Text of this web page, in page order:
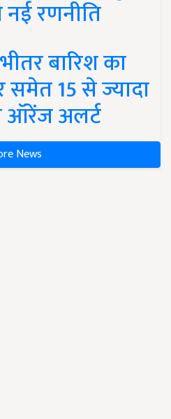
रणनीति
बारिश का
समेत 15 से ज्यादा
ऑरेंज अलर्ट
News